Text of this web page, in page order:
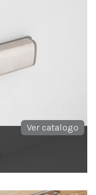
Ver catalogo